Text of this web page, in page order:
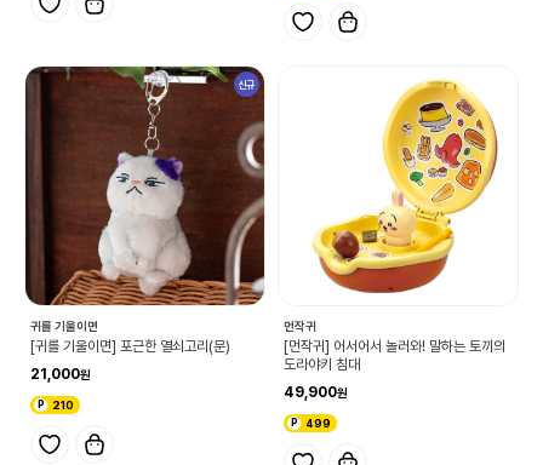
신규
귀를 기울이면
[귀를 기울이면] 포근한 열쇠고리(문)
21,000
210
먼작귀
[먼작귀] 어서어서 놀러와! 말하는 토끼의
도라야키 침대
49,900
499